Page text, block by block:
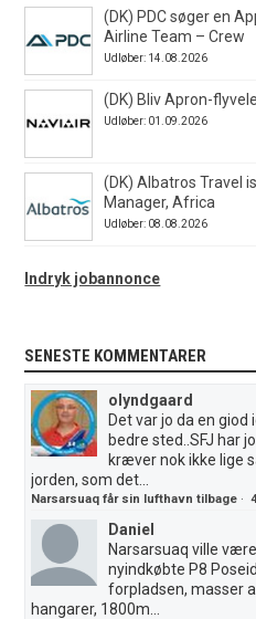
(DK) PDC søger en
Airline Team – Crew
Udløber: 14.08.2026
(DK) Bliv Apron-
Udløber: 01.09.2026
(DK) Albatros Travel
Manager, Africa
Udløber: 08.08.2026
Indryk jobannonce
SENESTE KOMMENTARER
olyndgaard
Det var jo da en giod
bedre sted..SFJ har
kræver nok ikke lige
jorden, som det...
Narsarsuaq får sin lufthavn tilbage ·
Daniel
Narsarsuaq ville
nyindkøbte P8
forpladsen, masser
hangarer, 1800m...